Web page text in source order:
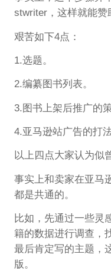
stwriter，这样就能赞
艰苦如下4点：
1.选题。
2.编纂图书列表。
3.图书上架后推广的策
4.亚马逊站广告的打法
以上四点大家认为似
事实上和卖家在亚马
都是共通的。
比如，先通过一些灵
籍的数据进行调查，
最后肯定写的主题，
版。